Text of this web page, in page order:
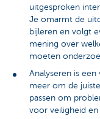
uitgesproken
Je omarmt de
bijleren en volgt
mening over
moeten
Analyseren is een
meer om de
passen om
voor veiligheid en